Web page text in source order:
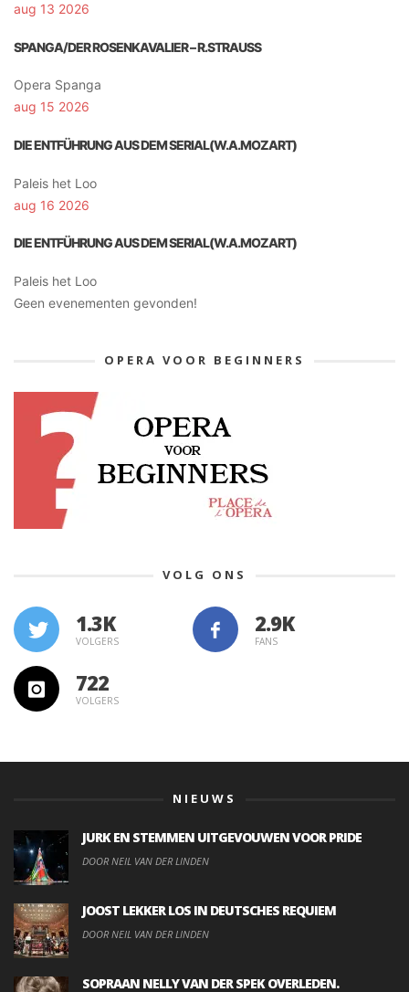
aug 13 2026
SPANGA/DER ROSENKAVALIER – R.STRAUSS
Opera Spanga
aug 15 2026
DIE ENTFÜHRUNG AUS DEM SERIAL(W.A.MOZART)
Paleis het Loo
aug 16 2026
DIE ENTFÜHRUNG AUS DEM SERIAL(W.A.MOZART)
Paleis het Loo
Geen evenementen gevonden!
OPERA VOOR BEGINNERS
VOLG ONS
1.3K
VOLGERS FANS
722
VOLGERS
NIEUWS
JURK EN STEMMEN UITGEVOUWEN VOOR PRIDE
DOOR NEIL VAN DER LINDEN
JOOST LEKKER LOS IN DEUTSCHES REQUIEM
DOOR NEIL VAN DER LINDEN
SOPRAAN NELLY VAN DER SPEK OVERLEDEN.